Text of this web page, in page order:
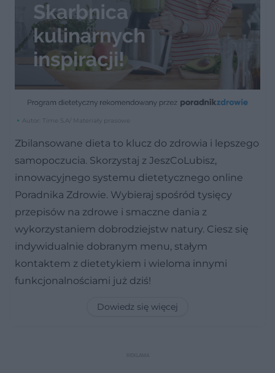
Autor: Time S.A/ Materiały prasowe
Zbilansowane dieta to klucz do zdrowia i lepszego
samopoczucia. Skorzystaj z JeszCoLubisz,
innowacyjnego systemu dietetycznego online
Poradnika Zdrowie. Wybieraj spośród tysięcy
przepisów na zdrowe i smaczne dania z
wykorzystaniem dobrodziejstw natury. Ciesz się
indywidualnie dobranym menu, stałym
kontaktem z dietetykiem i wieloma innymi
funkcjonalnościami już dziś!
Dowiedz się więcej